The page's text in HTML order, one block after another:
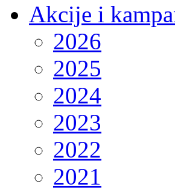
Akcije i
2026
2025
2024
2023
2022
2021